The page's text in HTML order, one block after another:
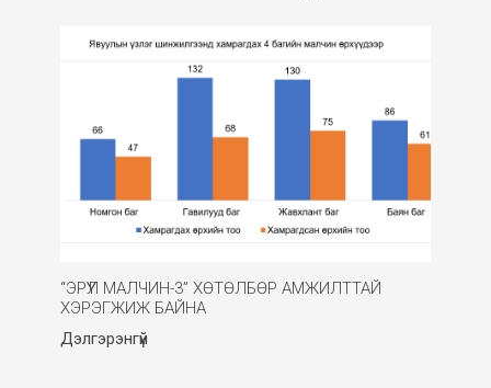
“ЭРҮҮЛ МАЛЧИН-3” ХӨТӨЛБӨР АМЖИЛТТАЙ
ХЭРЭГЖИЖ БАЙНА
Дэлгэрэнгүй